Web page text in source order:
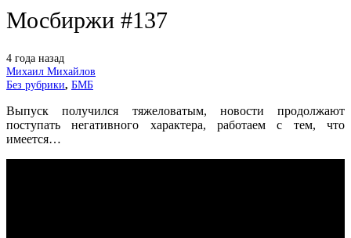
Мосбиржи #137
4 года назад
Михаил Михайлов
Без рубрики, БМБ
Выпуск получился тяжеловатым, новости продолжают
поступать негативного характера, работаем с тем, что
имеется…